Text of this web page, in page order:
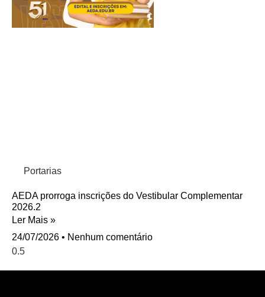
Portarias
AEDA prorroga inscrições do Vestibular Complementar
2026.2
Ler Mais »
24/07/2026
Nenhum comentário